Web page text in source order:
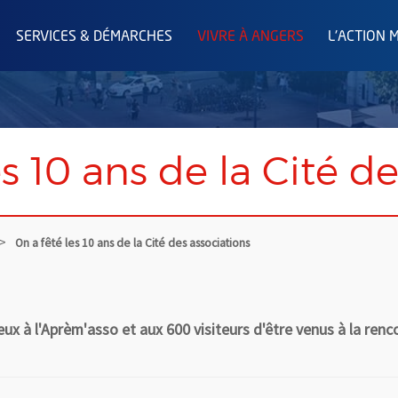
SERVICES & DÉMARCHES VIVRE À ANGERS L'ACTION
10 ans de la Cité
On a fêté les 10 ans de la Cité des associations
à l'Aprèm'asso et aux 600 visiteurs d'être venus à la